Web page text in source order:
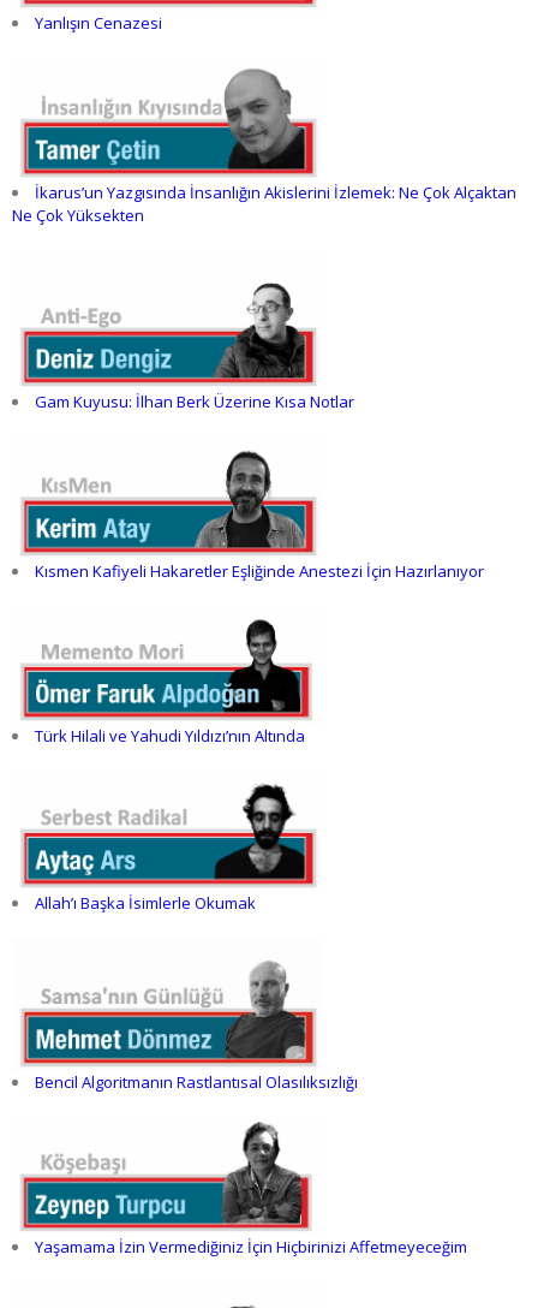
Yanlışın Cenazesi
İkarus’un Yazgısında İnsanlığın Akislerini İzlemek: Ne Çok Alçaktan
Ne Çok Yüksekten
Gam Kuyusu: İlhan Berk Üzerine Kısa Notlar
Kısmen Kafiyeli Hakaretler Eşliğinde Anestezi İçin Hazırlanıyor
Türk Hilali ve Yahudi Yıldızı’nın Altında
Allah’ı Başka İsimlerle Okumak
Bencil Algoritmanın Rastlantısal Olasılıksızlığı
Yaşamama İzin Vermediğiniz İçin Hiçbirinizi Affetmeyeceğim